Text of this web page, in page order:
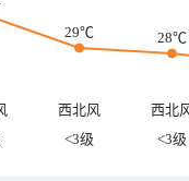
29℃
28℃
西北风
西北
<3级 <3级